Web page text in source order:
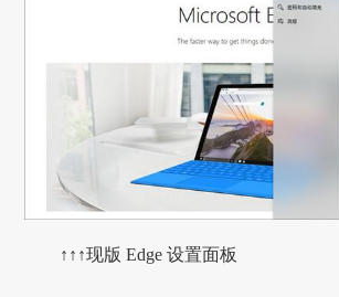
↑↑↑现版 Edge 设置面板